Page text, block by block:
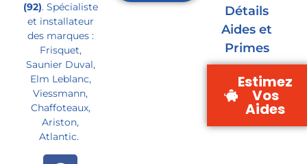
(92). Spécialiste
et installateur
des marques :
Frisquet,
Saunier Duval,
Elm Leblanc,
Viessmann,
Chaffoteaux,
Ariston,
Atlantic.
Détails
Aides et
Primes
Estimez
Vos
Aides